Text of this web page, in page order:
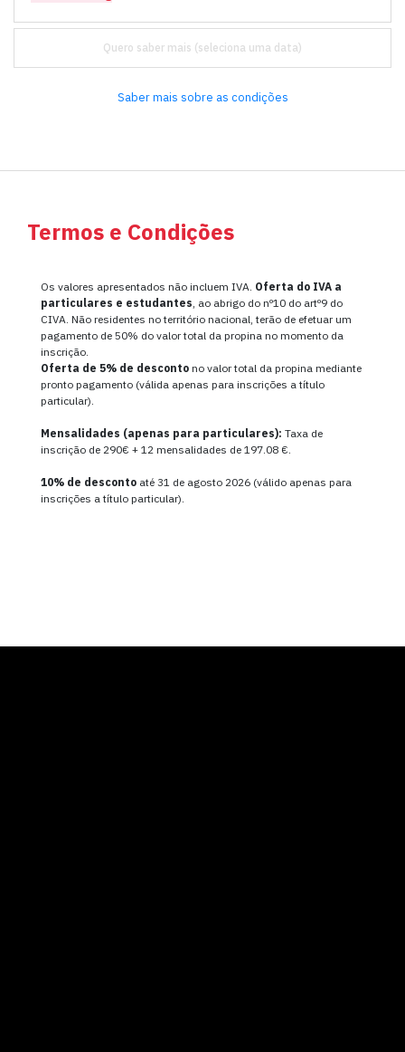
Quero saber mais
Saber mais sobre as condições
Termos e Condições
Os valores apresentados não incluem IVA. Oferta do IVA a
particulares e estudantes, ao abrigo do nº10 do artº9 do
CIVA. Não residentes no território nacional, terão de efetuar um
pagamento de 50% do valor total da propina no momento da
inscrição.
Oferta de 5% de desconto no valor total da propina mediante
pronto pagamento (válida apenas para inscrições a título
particular).
Mensalidades (apenas para particulares): Taxa de
inscrição de 290€ + 12 mensalidades de 197.08 €.
10% de desconto até 31 de agosto 2026 (válido apenas para
inscrições a título particular).